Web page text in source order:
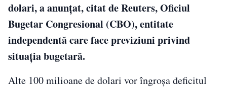
dolari, a anunţat, citat de Reuters, Oficiul
Bugetar Congresional (CBO), entitate
independentă care face previziuni privind
situaţia bugetară.
Alte 100 milioane de dolari vor îngroşa deficitul